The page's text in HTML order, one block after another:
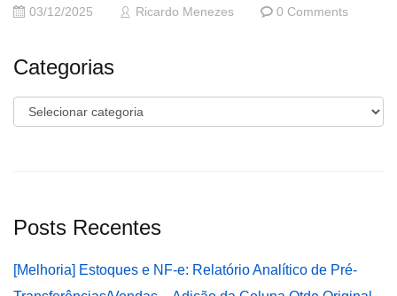
03/12/2025 Ricardo Menezes 0 Comments
Categorias
Categorias
Posts Recentes
[Melhoria] Estoques e NF-e: Relatório Analítico de Pré-